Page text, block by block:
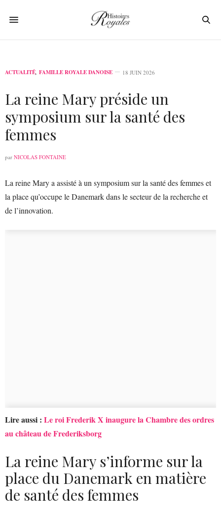
ACTUALITÉ, FAMILLE ROYALE DANOISE 18 JUIN 2026
La reine Mary préside un
symposium sur la santé des
femmes
par NICOLAS FONTAINE
La reine Mary a assisté à un symposium sur la santé des femmes et
la place qu’occupe le Danemark dans le secteur de la recherche et
de l’innovation.
Lire aussi : Le roi Frederik X inaugure la Chambre des ordres
au château de Frederiksborg
La reine Mary s’informe sur la
place du Danemark en matière
de santé des femmes